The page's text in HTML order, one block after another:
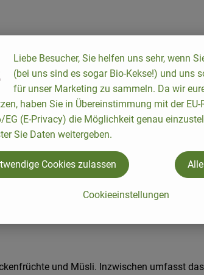
Begonnen hat alles ganz klein: 1974
bayerischen Augsburg.
international agierendes Unternehmen
und vegetarische Lebensmittel
und Müsli. Inzwischen umfasst
Liebe Besucher, Sie helfen uns sehr, wenn
(bei uns sind es sogar Bio-Kekse!) und uns
für unser Marketing zu sammeln. Da wir
haben Sie in Übereinstimmung mit der EU-
(E-Privacy) die Möglichkeit genau
Sie Daten weitergeben.
Cookieeinstellungen
Cookies zulassen